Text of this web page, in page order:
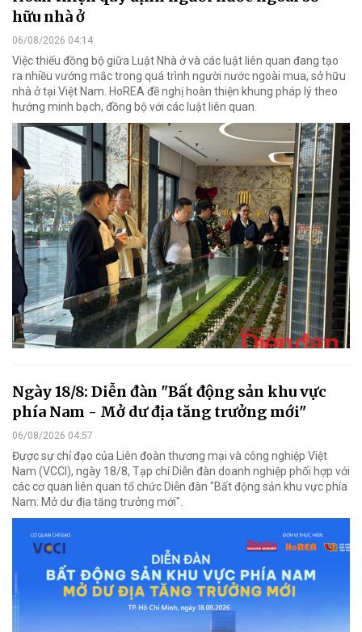
hữu nhà ở
06/08/2026 04:14
Việc thiếu đồng bộ giữa Luật Nhà ở và các luật liên quan đang tạo
ra nhiều vướng mắc trong quá trình người nước ngoài mua, sở hữu
nhà ở tại Việt Nam. HoREA đề nghị hoàn thiện khung pháp lý theo
hướng minh bạch, đồng bộ với các luật liên quan.
Ngày 18/8: Diễn đàn "Bất động sản khu vực
phía Nam - Mở dư địa tăng trưởng mới"
06/08/2026 04:57
Được sự chỉ đạo của Liên đoàn thương mại và công nghiệp Việt
Nam (VCCI), ngày 18/8, Tạp chí Diễn đàn doanh nghiệp phối hợp với
các cơ quan liên quan tổ chức Diễn đàn "Bất động sản khu vực phía
Nam: Mở dư địa tăng trưởng mới".